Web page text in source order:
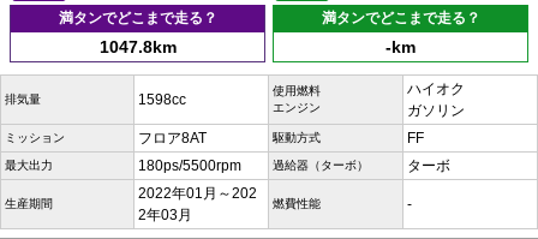
満タンでどこまで走る？
1047.8km
満タンでどこまで走る？
-km
排気量 1598cc
使用燃料
エンジン
ハイオク
ガソリン
ミッション フロア8AT 駆動方式 FF
最大出力 180ps/5500rpm 過給器（ターボ） ターボ
生産期間
2022年01月～202
2年03月
燃費性能 -